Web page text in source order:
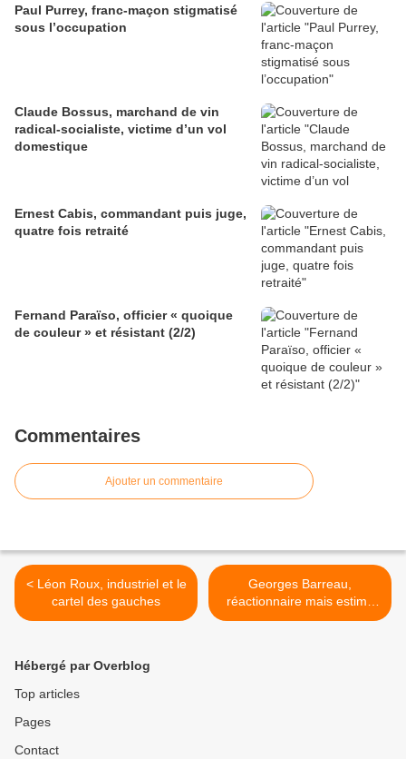
Paul Purrey, franc-maçon stigmatisé
sous l’occupation
Claude Bossus, marchand de vin
radical-socialiste, victime d’un vol
domestique
Ernest Cabis, commandant puis juge,
quatre fois retraité
Fernand Paraïso, officier « quoique
de couleur » et résistant (2/2)
Commentaires
Ajouter un commentaire
< Léon Roux, industriel et le
cartel des gauches
Georges Barreau,
réactionnaire mais estimé
de la gauche >
Hébergé par Overblog
Top articles
Pages
Contact